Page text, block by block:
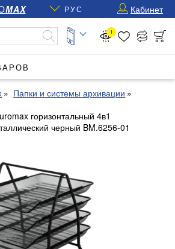
MAX РУС Кабинет
1
Папки и системы архивации
горизонтальный 4в1
черный BM.6256-01